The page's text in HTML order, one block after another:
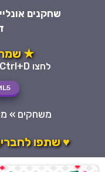
שחקנים
★
לחצו Ctrl+D לשמירה מהירה במועדפים
משחקים »
♥ שתפו